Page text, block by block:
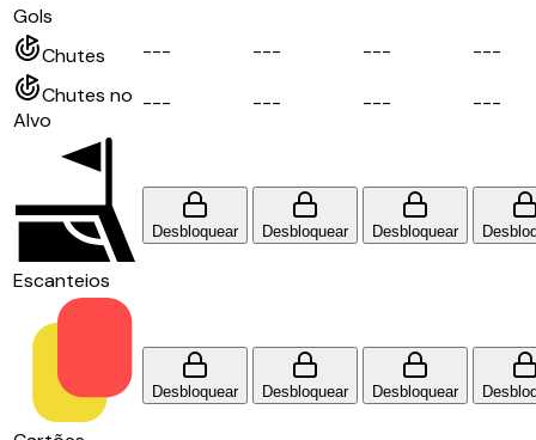
Gols
Chutes --- --- --- ---
Chutes no
Alvo
--- --- --- ---
Escanteios
Desbloquear Desbloquear Desbloquear
Desbloquear Desbloquear Desbloquear